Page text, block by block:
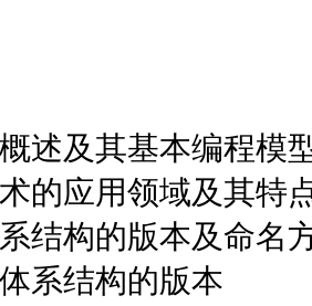
述及其基本编程模
的应用领域及其特
结构的版本及命名
系结构的版本